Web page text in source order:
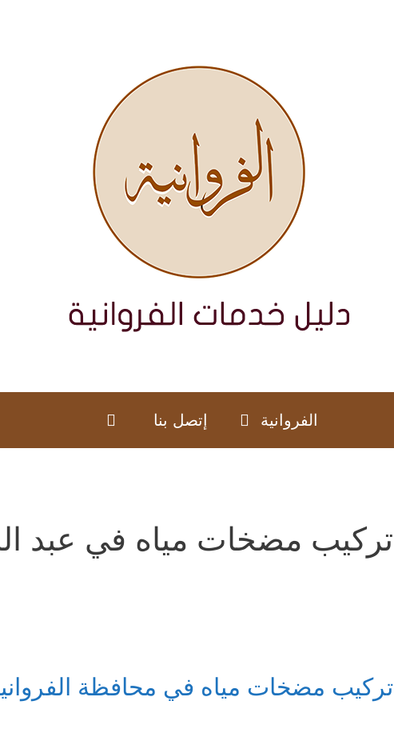
الفروانية إتصل بنا
تركيب مضخات مياه في عبد
تركيب مضخات مياه في محافظة